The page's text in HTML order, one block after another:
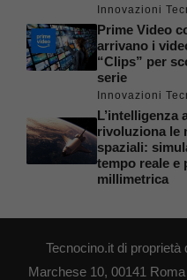
Innovazioni
Prime Video
arrivano i
“Clips” per
serie
Innovazioni
L’intelligenza
rivoluziona le
spaziali:
tempo reale e
millimetrica
Tecnocino.it di
Marchese 10, 00141